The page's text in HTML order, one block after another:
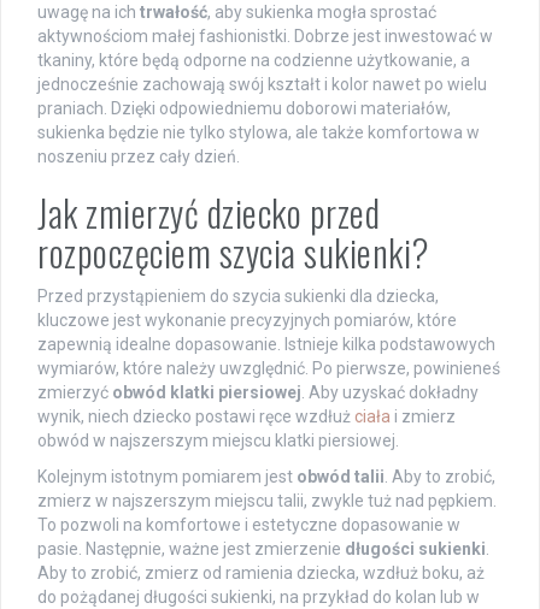
uwagę na ich trwałość, aby sukienka mogła sprostać
aktywnościom małej fashionistki. Dobrze jest inwestować w
tkaniny, które będą odporne na codzienne użytkowanie, a
jednocześnie zachowają swój kształt i kolor nawet po wielu
praniach. Dzięki odpowiedniemu doborowi materiałów,
sukienka będzie nie tylko stylowa, ale także komfortowa w
noszeniu przez cały dzień.
Jak zmierzyć dziecko przed
rozpoczęciem szycia sukienki?
Przed przystąpieniem do szycia sukienki dla dziecka,
kluczowe jest wykonanie precyzyjnych pomiarów, które
zapewnią idealne dopasowanie. Istnieje kilka podstawowych
wymiarów, które należy uwzględnić. Po pierwsze, powinieneś
zmierzyć obwód klatki piersiowej . Aby uzyskać dokładny
wynik, niech dziecko postawi ręce wzdłuż ciała i zmierz
obwód w najszerszym miejscu klatki piersiowej.
Kolejnym istotnym pomiarem jest obwód talii . Aby to zrobić,
zmierz w najszerszym miejscu talii, zwykle tuż nad pępkiem.
To pozwoli na komfortowe i estetyczne dopasowanie w
pasie. Następnie, ważne jest zmierzenie długości sukienki
Aby to zrobić, zmierz od ramienia dziecka, wzdłuż boku, aż
do pożądanej długości sukienki, na przykład do kolan lub w